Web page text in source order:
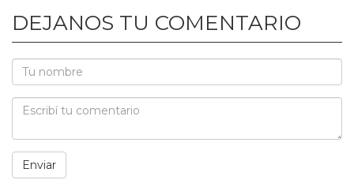
DEJANOS TU COMENTARIO